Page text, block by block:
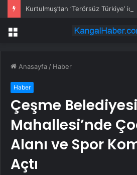
Kurtulmuş’tan ‘Terörsüz Türkiye’
Menü
Anasayfa / Haber
Haber
Çeşme
Mahallesi’nde
Alanı ve Spor
Açtı